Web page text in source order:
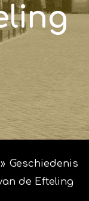
» Geschiedenis
de Efteling